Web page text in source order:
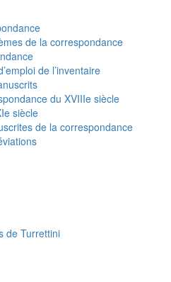
de la correspondance
de l’inventaire
du XVIIIe siècle
siècle
de la correspondance
de Turrettini